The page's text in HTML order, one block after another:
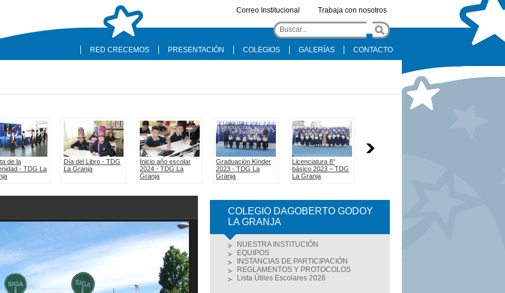
Correo Institucional Trabaja con nosotros
RED CRECEMOS PRESENTACIÓN COLEGIOS GALERÍAS CONTACTO
COLEGIO DAGOBERTO GODOY
LA GRANJA
NUESTRA INSTITUCIÓN
EQUIPOS
INSTANCIAS DE PARTICIPACIÓN
REGLAMENTOS Y PROTOCOLOS
Lista Útiles Escolares 2026